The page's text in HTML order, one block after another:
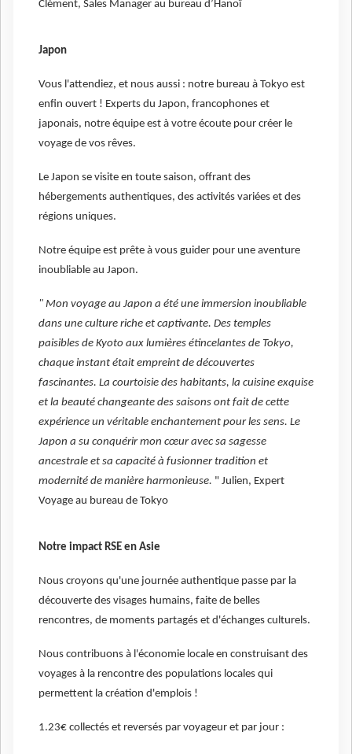
Clément, Sales Manager au bureau d’Hanoï
Japon
Vous l'attendiez, et nous aussi : notre bureau à Tokyo est
enfin ouvert ! Experts du Japon, francophones et
japonais, notre équipe est à votre écoute pour créer le
voyage de vos rêves.
Le Japon se visite en toute saison, offrant des
hébergements authentiques, des activités variées et des
régions uniques.
Notre équipe est prête à vous guider pour une aventure
inoubliable au Japon.
" Mon voyage au Japon a été une immersion inoubliable
dans une culture riche et captivante. Des temples
paisibles de Kyoto aux lumières étincelantes de Tokyo,
chaque instant était empreint de découvertes
fascinantes. La courtoisie des habitants, la cuisine exquise
et la beauté changeante des saisons ont fait de cette
expérience un véritable enchantement pour les sens. Le
Japon a su conquérir mon cœur avec sa sagesse
ancestrale et sa capacité à fusionner tradition et
modernité de manière harmonieuse. " Julien, Expert
Voyage au bureau de Tokyo
Notre impact RSE en Asie
Nous croyons qu'une journée authentique passe par la
découverte des visages humains, faite de belles
rencontres, de moments partagés et d'échanges culturels.
Nous contribuons à l'économie locale en construisant des
voyages à la rencontre des populations locales qui
permettent la création d'emplois !
1.23€ collectés et reversés par voyageur et par jour :